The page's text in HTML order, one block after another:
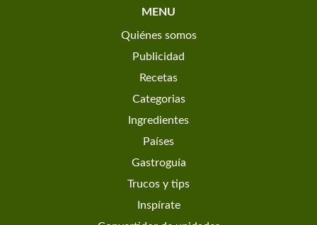
MENU
Quiénes somos
Publicidad
Recetas
Categorias
Ingredientes
Países
Gastroguía
Trucos y tips
Inspírate